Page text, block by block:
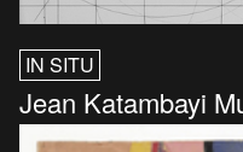
IN SITU
Jean Katambayi